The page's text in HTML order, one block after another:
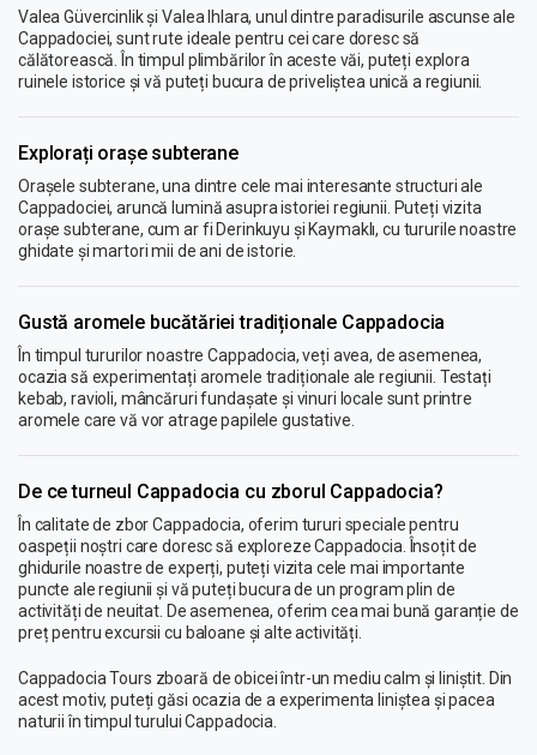
Valea Güvercinlik și Valea Ihlara, unul dintre paradisurile ascunse ale
Cappadociei, sunt rute ideale pentru cei care doresc să
călătorească. În timpul plimbărilor în aceste văi, puteți explora
ruinele istorice și vă puteți bucura de priveliștea unică a regiunii.
Explorați orașe subterane
Orașele subterane, una dintre cele mai interesante structuri ale
Cappadociei, aruncă lumină asupra istoriei regiunii. Puteți vizita
orașe subterane, cum ar fi Derinkuyu și Kaymaklı, cu tururile noastre
ghidate și martori mii de ani de istorie.
Gustă aromele bucătăriei tradiționale Cappadocia
În timpul tururilor noastre Cappadocia, veți avea, de asemenea,
ocazia să experimentați aromele tradiționale ale regiunii. Testați
kebab, ravioli, mâncăruri fundașate și vinuri locale sunt printre
aromele care vă vor atrage papilele gustative.
De ce turneul Cappadocia cu zborul Cappadocia?
În calitate de zbor Cappadocia, oferim tururi speciale pentru
oaspeții noștri care doresc să exploreze Cappadocia. Însoțit de
ghidurile noastre de experți, puteți vizita cele mai importante
puncte ale regiunii și vă puteți bucura de un program plin de
activități de neuitat. De asemenea, oferim cea mai bună garanție de
preț pentru excursii cu baloane și alte activități.
Cappadocia Tours zboară de obicei într-un mediu calm și liniștit. Din
acest motiv, puteți găsi ocazia de a experimenta liniștea și pacea
naturii în timpul turului Cappadocia.